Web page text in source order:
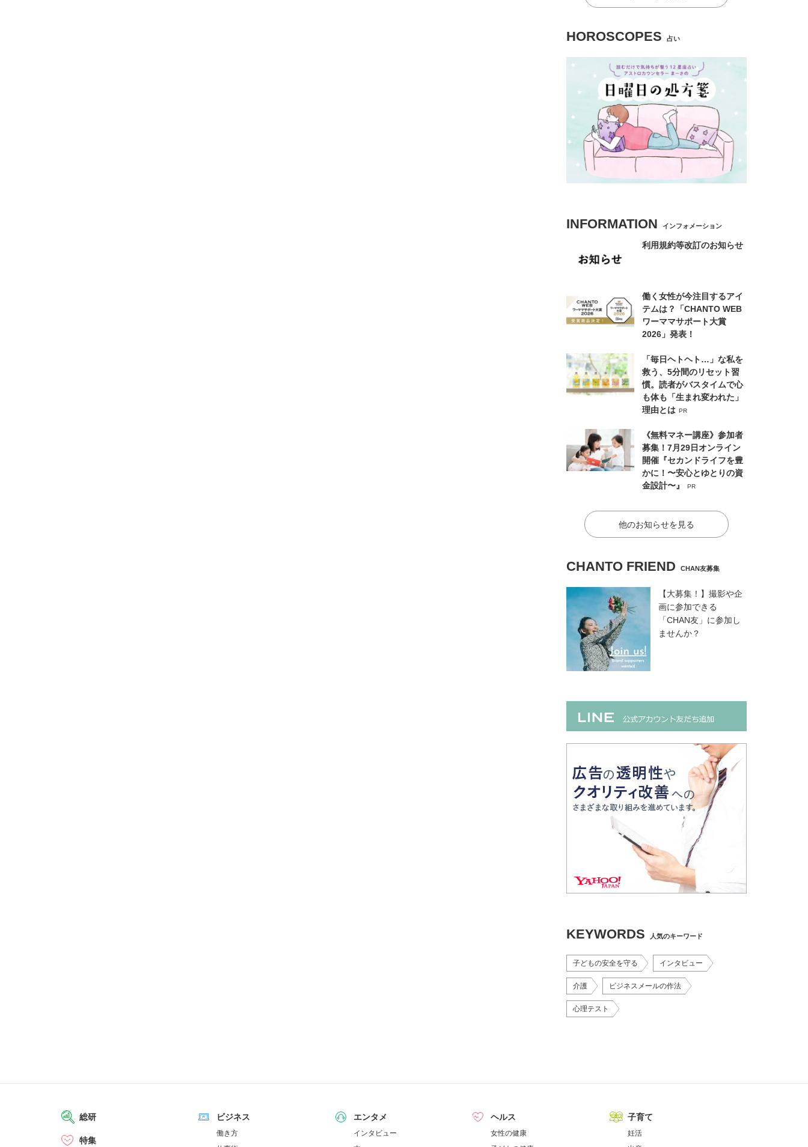
HOROSCOPES 占い
INFORMATION インフォメーション
利用規約等改訂のお知らせ
働く女性が今注目するアイ
テムは？「CHANTO WEB
ワーママサポート大賞
2026」発表！
「毎日ヘトヘト…」な私を
救う、5分間のリセット習
慣。読者がバスタイムで心
も体も「生まれ変われた」
理由とは PR
《無料マネー講座》参加者
募集！7月29日オンライン
開催『セカンドライフを豊
かに！〜安心とゆとりの資
金設計〜』
PR
他のお知らせを見る
CHANTO FRIEND CHAN友募集
【大募集！】撮影や企
画に参加できる
「CHAN友」に参加し
ませんか？
KEYWORDS 人気のキーワード
子どもの安全を守る インタビュー
介護 ビジネスメールの作法
心理テスト
総研
特集
ビジネス
働き方
エンタメ
インタビュー
ヘルス
女性の健康
子育て
妊活